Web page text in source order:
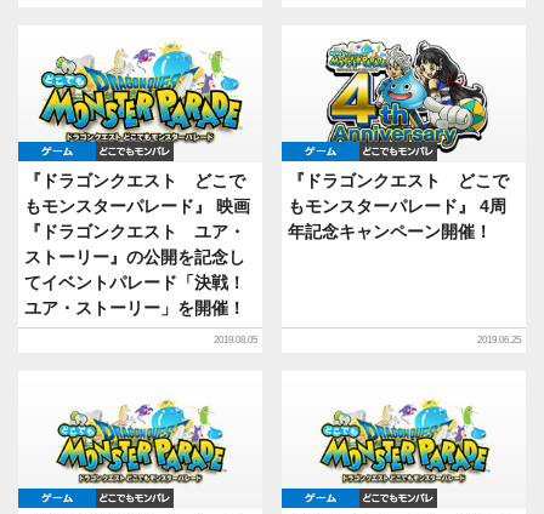
ゲーム どこでもDQMP
『ドラゴンクエスト どこで
もモンスターパレード』 映画
『ドラゴンクエスト ユア・
ストーリー』の公開を記念し
てイベントパレード「決戦！
ユア・ストーリー」を開催！
2019.08.05
ゲーム どこでも
『ドラゴンクエスト どこで
もモンスターパレード』 4周
年記念キャンペーン開催！
2019.06.25
ゲーム どこでもDQMP ゲーム